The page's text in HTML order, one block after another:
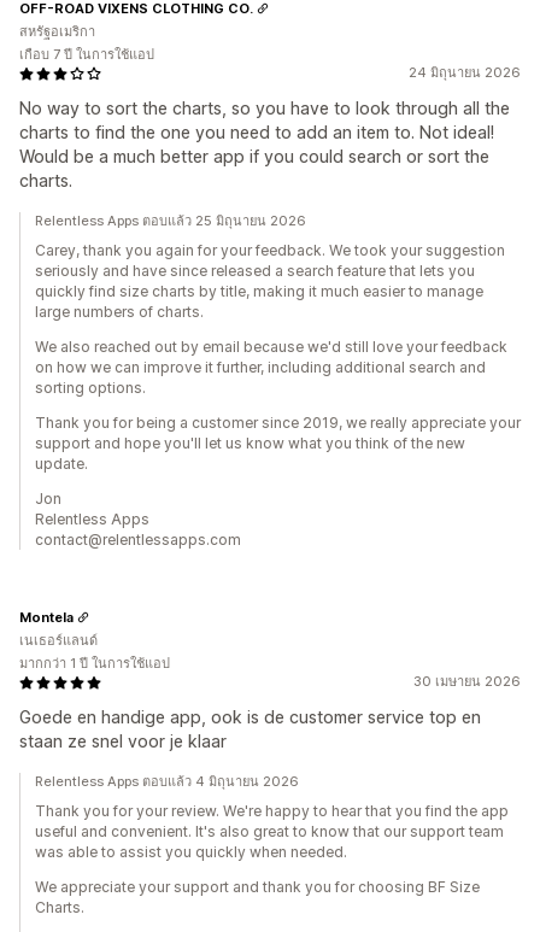
24 มิถุนายน 2026
No way to sort the charts, so you have to look through all the
charts to find the one you need to add an item to. Not ideal!
Would be a much better app if you could search or sort the
charts.
OFF-ROAD VIXENS CLOTHING CO.
สหรัฐอเมริกา
เกือบ 7 ปี ในการใช้แอป
Relentless Apps ตอบแล้ว 25 มิถุนายน 2026
Carey, thank you again for your feedback. We took your suggestion
seriously and have since released a search feature that lets you
quickly find size charts by title, making it much easier to manage
large numbers of charts.
We also reached out by email because we'd still love your feedback
on how we can improve it further, including additional search and
sorting options.
Thank you for being a customer since 2019, we really appreciate your
support and hope you'll let us know what you think of the new
update.
Jon
Relentless Apps
contact@relentlessapps.com
30 เมษายน 2026
Goede en handige app, ook is de customer service top en
staan ze snel voor je klaar
Montela
เนเธอร์แลนด์
มากกว่า 1 ปี ในการใช้แอป
Relentless Apps ตอบแล้ว 4 มิถุนายน 2026
Thank you for your review. We're happy to hear that you find the app
useful and convenient. It's also great to know that our support team
was able to assist you quickly when needed.
We appreciate your support and thank you for choosing BF Size
Charts.